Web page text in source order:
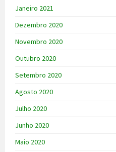
Janeiro 2021
Dezembro 2020
Novembro 2020
Outubro 2020
Setembro 2020
Agosto 2020
Julho 2020
Junho 2020
Maio 2020